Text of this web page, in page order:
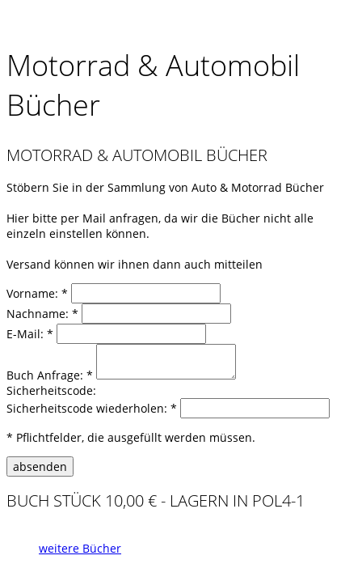
Motorrad & Automobil
Bücher
MOTORRAD & AUTOMOBIL BÜCHER
Stöbern Sie in der Sammlung von Auto & Motorrad Bücher
Hier bitte per Mail anfragen, da wir die Bücher nicht alle
einzeln einstellen können.
Versand können wir ihnen dann auch mitteilen
Vorname: *
Nachname: *
E-Mail: *
Buch Anfrage: *
Sicherheitscode:
Sicherheitscode wiederholen: *
* Pflichtfelder, die ausgefüllt werden müssen.
BUCH STÜCK 10,00 € - LAGERN IN POL4-1
weitere Bücher